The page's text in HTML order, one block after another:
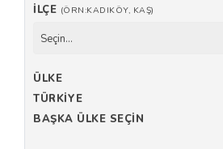
İLÇE (ÖRN:KADIKÖY, KAŞ)
Seçin...
ÜLKE
TÜRKIYE
BAŞKA ÜLKE SEÇIN